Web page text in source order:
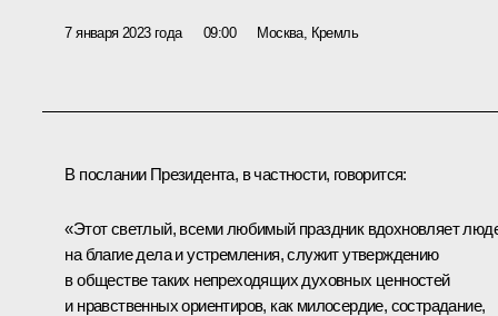
7 января 2023 года 09:00 Москва, Кремль
В послании Президента, в частности, говорится:
«Этот светлый, всеми любимый праздник вдохновляет
на благие дела и устремления, служит утверждению
в обществе таких непреходящих духовных ценностей
и нравственных ориентиров, как милосердие, сострадание,